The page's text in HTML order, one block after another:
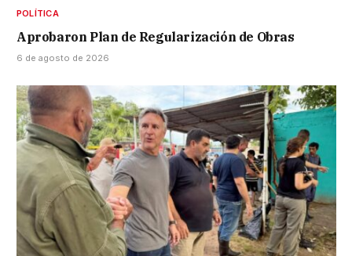
POLÍTICA
Aprobaron Plan de Regularización de Obras
6 de agosto de 2026